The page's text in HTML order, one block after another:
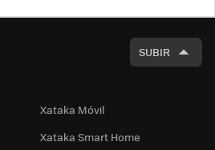
SUBIR
Xataka Móvil
Xataka Smart Home